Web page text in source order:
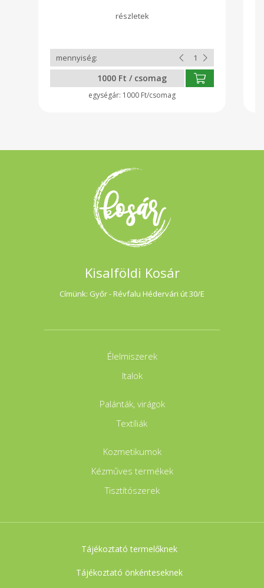
számára. Nincsen zöldségeskert
sárgarépa nélkül! A répákat direkt nem
frissesség megőrzése céljából.
1000 Ft / csomag
1000 Ft/csomag
Kisalföldi Kosár
Címünk: Győr - Révfalu Hédervári út 30/E
Élelmiszerek
Italok
Palánták, virágok
Textíliák
Kozmetikumok
Kézműves termékek
Tisztítószerek
Tájékoztató termelőknek
Tájékoztató önkénteseknek